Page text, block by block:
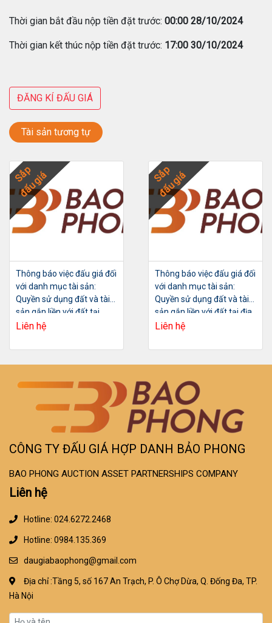
Thời gian bắt đầu nộp tiền đặt trước: 00:00 28/10/2024
Thời gian kết thúc nộp tiền đặt trước: 17:00 30/10/2024
ĐĂNG KÍ ĐẤU GIÁ
Tài sản tương tự
Sắp
đấu giá
Thông báo việc đấu giá đối
với danh mục tài sản:
Quyền sử dụng đất và tài
sản gắn liền với đất tại
thửa đất số 208, tờ bản đồ
Liên hệ
Sắp
đấu giá
Thông báo việc đấu giá đối
với danh mục tài sản:
Quyền sử dụng đất và tài
sản gắn liền với đất tại địa
chỉ: Ô số 16 Lô TT6A dự án
Đàm,
Liên hệ
CÔNG TY ĐẤU GIÁ HỢP DANH BẢO PHONG
BAO PHONG AUCTION ASSET PARTNERSHIPS COMPANY
Liên hệ
Hotline: 024.6272.2468
Hotline: 0984.135.369
daugiabaophong@gmail.com
Địa chỉ :Tầng 5, số 167 An Trạch, P. Ô Chợ Dừa, Q. Đống Đa, TP.
Hà Nội